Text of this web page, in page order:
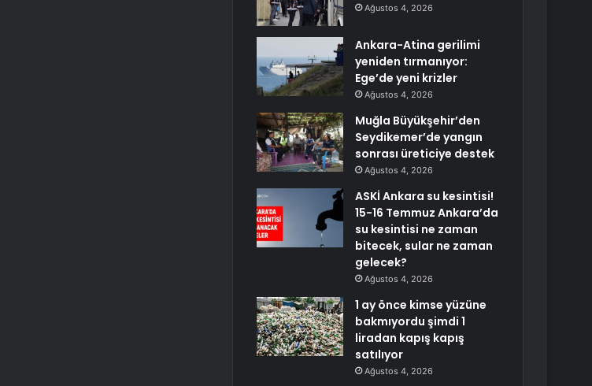
Ağustos 4, 2026
Ankara-Atina gerilimi
yeniden tırmanıyor:
Ege’de yeni krizler
Ağustos 4, 2026
Muğla Büyükşehir’den
Seydikemer’de yangın
sonrası üreticiye destek
Ağustos 4, 2026
ASKİ Ankara su kesintisi!
15-16 Temmuz Ankara’da
su kesintisi ne zaman
bitecek, sular ne zaman
gelecek?
Ağustos 4, 2026
1 ay önce kimse yüzüne
bakmıyordu şimdi 1
liradan kapış kapış
satılıyor
Ağustos 4, 2026